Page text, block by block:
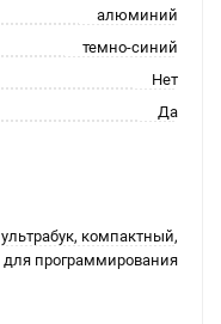
алюминий
темно-синий
Нет
Да
ультрабук, компактный,
для программирования